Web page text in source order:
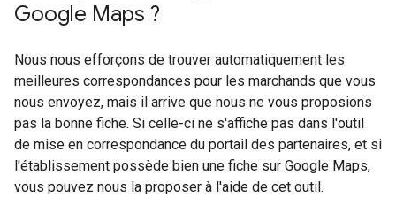
Google Maps ?
Nous nous efforçons de trouver automatiquement les
meilleures correspondances pour les marchands que vous
nous envoyez, mais il arrive que nous ne vous proposions
pas la bonne fiche. Si celle-ci ne s'affiche pas dans l'outil
de mise en correspondance du portail des partenaires, et si
l'établissement possède bien une fiche sur Google Maps,
vous pouvez nous la proposer à l'aide de cet outil.